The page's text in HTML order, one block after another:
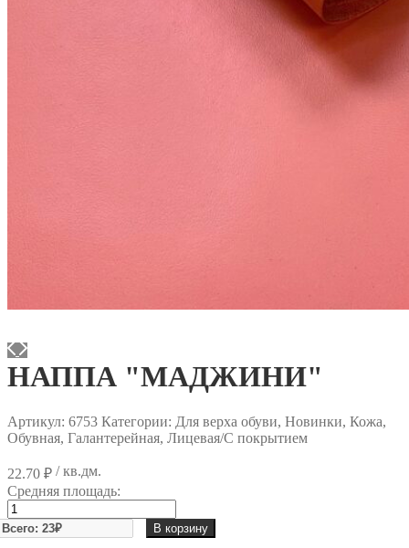
НАППА "МАДЖИНИ"
Артикул: 6753 Категории: Для верха обуви, Новинки, Кожа,
Обувная, Галантерейная, Лицевая/С покрытием
22.70 ₽ / кв.дм.
Средняя площадь:
Количество
товара
НАППА
В корзину